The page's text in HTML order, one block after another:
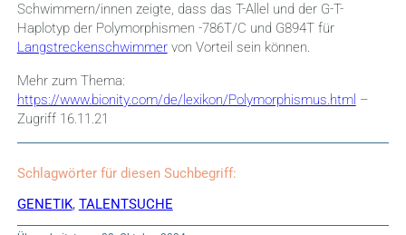
Schwimmern/innen zeigte, dass das T-Allel und der G-T-
Haplotyp der Polymorphismen -786T/C und G894T für
Langstreckenschwimmervon Vorteil sein können.
Mehr zum Thema:
https://www.bionity.com/de/lexikon/Polymorphismus.html –
Zugriff 16.11.21
Schlagwörter für diesen Suchbegriff:
GENETIK, TALENTSUCHE